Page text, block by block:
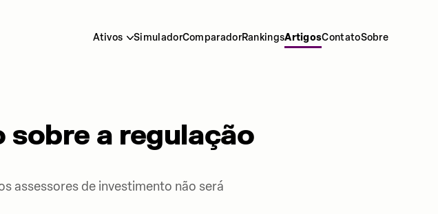
Ativos SimuladorComparadorRankingsArtigosContatoSobre
sobre a regulação
assessores de investimento não será